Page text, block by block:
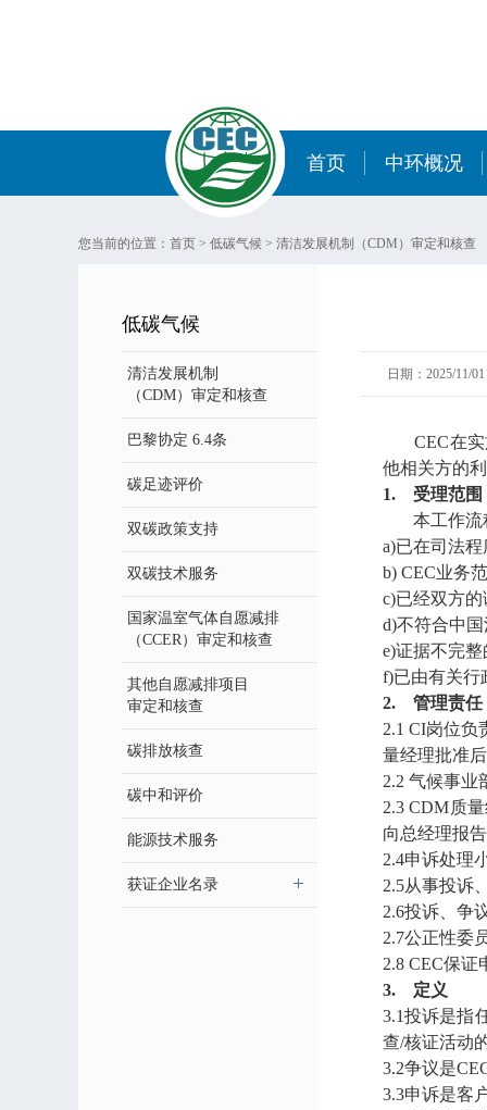
首页 中环概况
您当前的位置： 首页 > 低碳气候 > 清洁发展机制（CDM）审定和核查
低碳气候
清洁发展机制
（CDM）审定和核查
巴黎协定 6.4条
碳足迹评价
双碳政策支持
双碳技术服务
国家温室气体自愿减排
（CCER）审定和核查
其他自愿减排项目
审定和核查
碳排放核查
碳中和评价
能源技术服务
获证企业名录
日期：2025/11/
CEC在实
他相关方的
1. 受理范围
本工作流程
a)已在司法
b) CEC业务
c)已经双方
d)不符合中
e)证据不完整
f)已由有关行
2. 管理责任
2.1 CI岗位
量经理批准
2.2 气候事业
2.3 CDM质
向总经理报
2.4申诉处理
2.5从事投诉
2.6投诉、争
2.7公正性委
2.8 CEC保
3. 定义
3.1投诉是指
查/核证活动
3.2争议是
3.3申诉是客